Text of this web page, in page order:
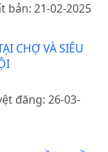
bản: 21-02-2025
CHỢ VÀ SIÊU
đăng: 26-03-